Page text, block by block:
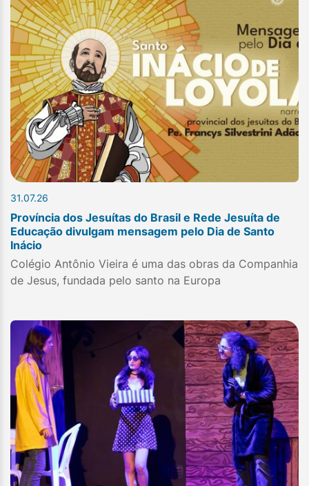
31.07.26
Província dos Jesuítas do Brasil e Rede Jesuíta de
Educação divulgam mensagem pelo Dia de Santo
Inácio
Colégio Antônio Vieira é uma das obras da Companhia
de Jesus, fundada pelo santo na Europa